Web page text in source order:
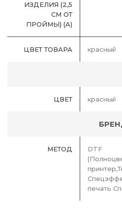
ИЗДЕЛИЯ (2,5
СМ ОТ
ПРОЙМЫ) (A)
ЦВЕТ ТОВАРА красный
ЦВЕТ красный
МЕТОД
DTF
печать